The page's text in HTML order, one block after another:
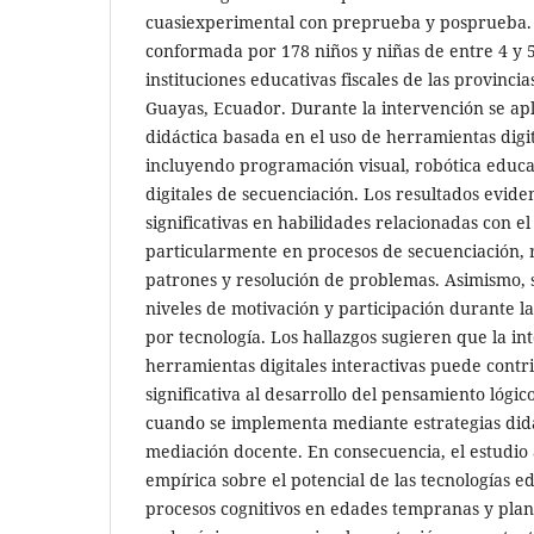
cuasiexperimental con preprueba y
conformada por 178 niños y niñas de entre 4 y
instituciones educativas fiscales de las
Guayas, Ecuador. Durante la intervención se
didáctica basada en el uso de herramientas
incluyendo programación visual, robótica
digitales de secuenciación. Los resultados
significativas en habilidades relacionadas con
particularmente en procesos de secuenciación,
patrones y resolución de problemas. Asimismo,
niveles de motivación y participación durante
por tecnología. Los hallazgos sugieren que la
herramientas digitales interactivas puede
significativa al desarrollo del pensamiento
cuando se implementa mediante estrategias
mediación docente. En consecuencia, el
empírica sobre el potencial de las tecnologías
procesos cognitivos en edades tempranas y